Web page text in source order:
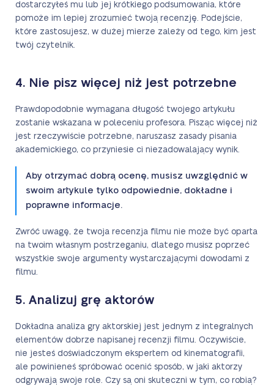
dostarczyłeś mu lub jej krótkiego podsumowania, które
pomoże im lepiej zrozumieć twoją recenzję. Podejście,
które zastosujesz, w dużej mierze zależy od tego, kim jest
twój czytelnik.
4. Nie pisz więcej niż jest potrzebne
Prawdopodobnie wymagana długość twojego artykułu
zostanie wskazana w poleceniu profesora. Pisząc więcej niż
jest rzeczywiście potrzebne, naruszasz zasady pisania
akademickiego, co przyniesie ci niezadowalający wynik.
Aby otrzymać dobrą ocenę, musisz uwzględnić w
swoim artykule tylko odpowiednie, dokładne i
poprawne informacje.
Zwróć uwagę, że twoja recenzja filmu nie może być oparta
na twoim własnym postrzeganiu, dlatego musisz poprzeć
wszystkie swoje argumenty wystarczającymi dowodami z
filmu.
5. Analizuj grę aktorów
Dokładna analiza gry aktorskiej jest jednym z integralnych
elementów dobrze napisanej recenzji filmu. Oczywiście,
nie jesteś doświadczonym ekspertem od kinematografii,
ale powinieneś spróbować ocenić sposób, w jaki aktorzy
odgrywają swoje role. Czy są oni skuteczni w tym, co robią?